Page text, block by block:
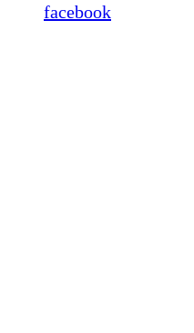
facebook